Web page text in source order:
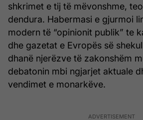
shkrimet e tij të mëvonshme,
dendura. Habermasi e gjurmoi
modern të “opinionit publik” te
dhe gazetat e Evropës së
dhanë njerëzve të zakonshëm
debatonin mbi ngjarjet aktuale
vendimet e monarkëve.